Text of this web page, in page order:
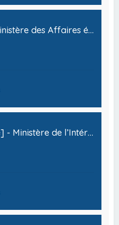
[Chancellerie] - Ministère des Affaires étrangères, de la Défense et du Commerce International
[Vice-Chancellerie] - Ministère de l’Intérieur, de la Justice et des Droits des Femmes